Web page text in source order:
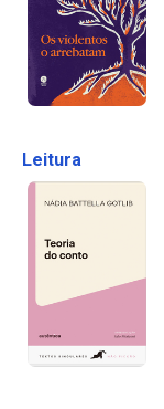
Leitura